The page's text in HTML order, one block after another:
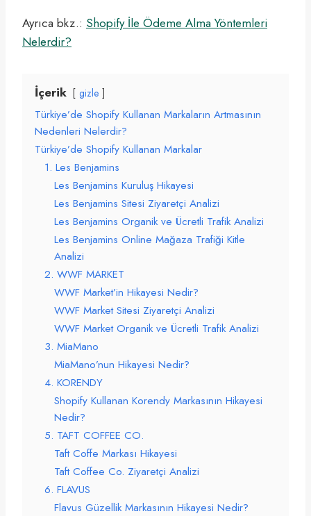
Ayrıca bkz.: Shopify İle Ödeme Alma Yöntemleri
Nelerdir?
İçerik gizle
Türkiye’de Shopify Kullanan Markaların Artmasının
Nedenleri Nelerdir?
Türkiye’de Shopify Kullanan Markalar
1. Les Benjamins
Les Benjamins Kuruluş Hikayesi
Les Benjamins Sitesi Ziyaretçi Analizi
Les Benjamins Organik ve Ücretli Trafik Analizi
Les Benjamins Online Mağaza Trafiği Kitle
Analizi
2. WWF MARKET
WWF Market’in Hikayesi Nedir?
WWF Market Sitesi Ziyaretçi Analizi
WWF Market Organik ve Ücretli Trafik Analizi
3. MiaMano
MiaMano’nun Hikayesi Nedir?
4. KORENDY
Shopify Kullanan Korendy Markasının Hikayesi
Nedir?
5. TAFT COFFEE CO.
Taft Coffe Markası Hikayesi
Taft Coffee Co. Ziyaretçi Analizi
6. FLAVUS
Flavus Güzellik Markasının Hikayesi Nedir?